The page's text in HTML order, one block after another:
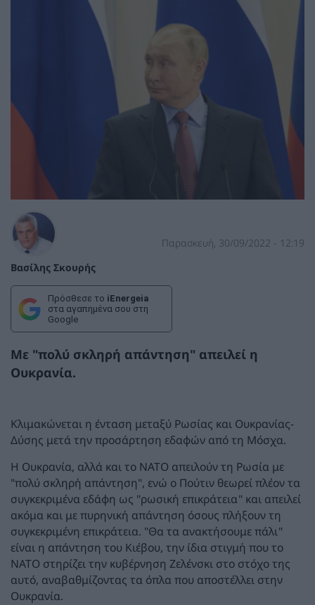
Βασίλης Σκουρής
Παρασκευή, 30/09/2022 - 12:19
Πρόσθεσε το iEnergeia
στα αγαπημένα σου στη
Google
Με "πολύ σκληρή απάντηση" απειλεί η
Ουκρανία.
Κλιμακώνεται η ένταση μεταξύ Ρωσίας και Ουκρανίας-
Δύσης μετά την προσάρτηση εδαφών από τη Μόσχα.
Η Ουκρανία, αλλά και το ΝΑΤΟ απειλούν τη Ρωσία με
"πολύ σκληρή απάντηση", ενώ ο Πούτιν θεωρεί πλέον τα
συγκεκριμένα εδάφη ως "ρωσική επικράτεια" και απειλεί
ακόμα και με πυρηνική απάντηση όσους πλήξουν τη
συγκεκριμένη επικράτεια. "Θα τα ανακτήσουμε πάλι"
είναι η απάντηση του Κιέβου, την ίδια στιγμή που το
ΝΑΤΟ στηρίζει την κυβέρνηση Ζελένσκι στο στόχο της
αυτό, αναβαθμίζοντας τα όπλα που αποστέλλει στην
Ουκρανία.